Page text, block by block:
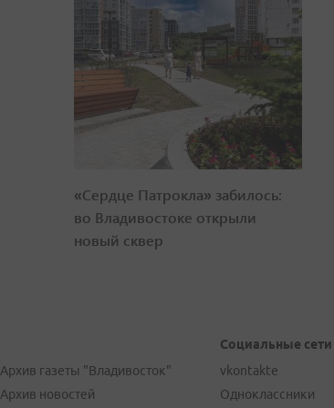
«Сердце Патрокла» забилось:
во Владивостоке открыли
новый сквер
Архив газеты "Владивосток"
Архив новостей
Социальные сети
vkontakte
Одноклассники